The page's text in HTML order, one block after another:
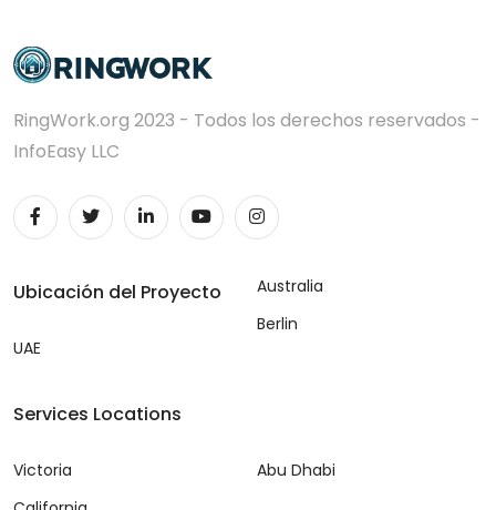
RingWork.org 2023 - Todos los derechos reservados -
InfoEasy LLC
Ubicación del Proyecto
UAE
Australia
Berlin
Services Locations
Victoria
Abu Dhabi